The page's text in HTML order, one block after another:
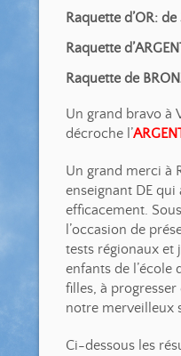
Raquette d’OR:
Raquette
Raquette de
Un grand bravo à
décroche l’
Un grand merci à
enseignant DE
efficacement.
l’occasion de
tests régionaux et
enfants de l’école
filles, à progresser
notre merveilleux
Ci-dessous les